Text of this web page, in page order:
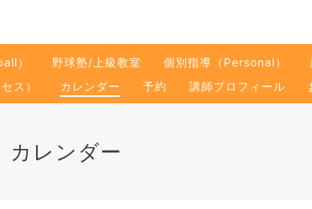
） 野球塾/上級教室 個別指導（Personal）
ス） カレンダー 予約 講師プロフィール
カレンダー